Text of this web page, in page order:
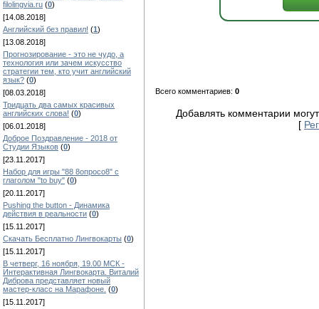
filolingvia.ru (0)
[14.08.2018]
Английский без правил! (1)
[13.08.2018]
Прогнозирование - это не чудо, а
технология или зачем искусство
стратегии тем, кто учит английский
язык? (0)
[08.03.2018]
Тридцать два самых красивых
английских слова! (0)
[06.01.2018]
Доброе Поздравление - 2018 от
Студии Языков (0)
[23.11.2017]
Набор для игры "88 8опросо8" с
глаголом "to buy" (0)
[20.11.2017]
Pushing the button - Динамика
действия в реальности (0)
[15.11.2017]
Скачать Бесплатно Лингвокарты (0)
[15.11.2017]
В четверг, 16 ноября, 19.00 МСК -
Интерактивная Лингвокарта. Виталий
Диброва представляет новый
мастер-класс на Марафоне. (0)
[15.11.2017]
Всего комментариев: 0
Добавлять комментарии
[